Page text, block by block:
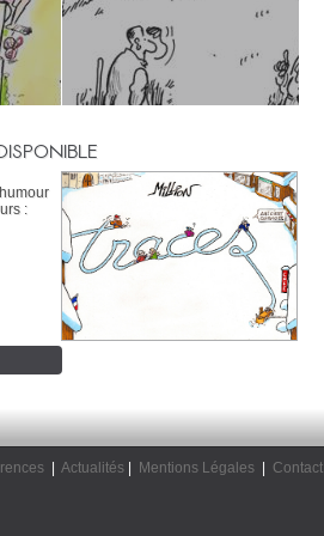
:
| Actualités| Mentions Légales| Contact